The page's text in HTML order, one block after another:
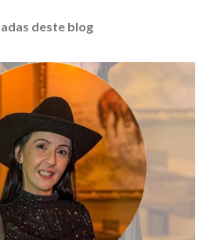
deste blog